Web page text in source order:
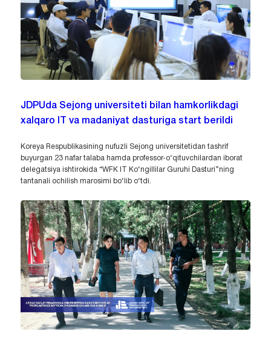
JDPUda Sejong universiteti bilan hamkorlikdagi
xalqaro IT va madaniyat dasturiga start berildi
Koreya Respublikasining nufuzli Sejong universitetidan tashrif
buyurgan 23 nafar talaba hamda professor-o‘qituvchilardan iborat
delegatsiya ishtirokida “WFK IT Ko‘ngillilar Guruhi Dasturi”ning
tantanali ochilish marosimi bo‘lib o‘tdi.